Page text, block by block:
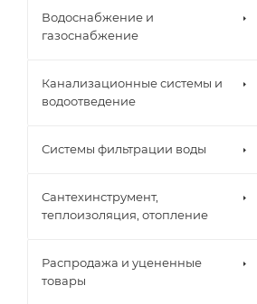
Водоснабжение и
газоснабжение
Канализационные системы и
водоотведение
Системы фильтрации воды
Сантехинструмент,
теплоизоляция, отопление
Распродажа и уцененные
товары